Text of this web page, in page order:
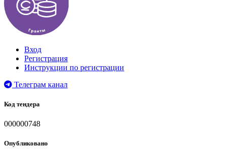
Вход
Регистрация
Инструкции по регистрации
Телеграм канал
Код тендера
000000748
Опубликовано